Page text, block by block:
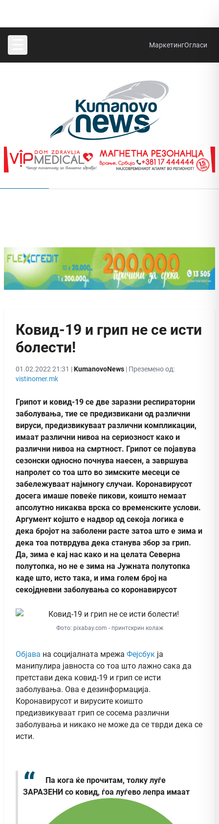
МаркетингОгласи
Ковид-19 и грип не се исти
болести!
01.02.2022 21:31 |KumanovoNews | Преземено од:
vistinomer.mk
Грипот и ковид-19 се две заразни респираторни
заболувања, тие се предизвикани од различни
вируси, предизвикуваат различни компликации,
имаат различни нивоа на сериозност како и
различни нивоа на смртност. Грипот се појавува
сезонски односно почнува наесен, а завршува
напролет со тоа што во зимските месеци се
забележуваат најмногу случаи. Коронавирусот
досега имаше повеќе пикови, коишто немаат
апсолутно никаква врска со временските услови.
Аргумент којшто е надвор од секоја логика е
дека бројот на заболени расте затоа што е зима и
дека тоа потврдува дека станува збор за грип.
Да, зима е кај нас како и на целата Северна
полутопка, но не е зима на Јужната полутопка
каде што, исто така, и има голем број на
секојдневни заболувања со коронавирусот
Фото: pixabay.com - принтскрин колаж
Објава на социјалната мрежа Фејсбук ја
манипулира јавноста со тоа што лажно сака да
претстави дека ковид-19 и грип се исти
заболувања. Ова е дезинформација.
Коронавирусот и вирусите коишто
предизвикуваат грип се сосема различни
заболувања и никако не може да се тврди дека се
исти.
Па кога ќе прочитам, толку луѓе
ЗАРАЗЕНИ со ковид, ѓоа луѓево лепра имаат